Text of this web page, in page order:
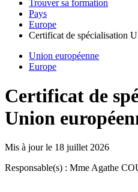
Trouver sa formation
Pays
Europe
Certificat de spécialisation
Union européenne
Europe
Certificat de
Union
Mis à jour le 18 juillet 2026
Responsable(s) : Mme Agathe